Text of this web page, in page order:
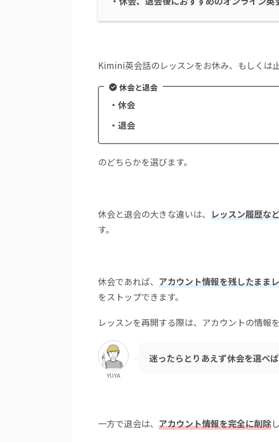
Kimini英会話のレッスンをお休み、もしくは
休会と退会
・休会
・退会
のどちらかを選びます。
休会と退会の大きな違いは、 レッスン履歴な
す。
休会であれば、 アカウント情報を残したまま
をストップできます。
レッスンを再開する際は、アカウントの情報
YUYA
迷ったらとりあえず休会を選べ
一方で退会は、 アカウント情報を完全に削除